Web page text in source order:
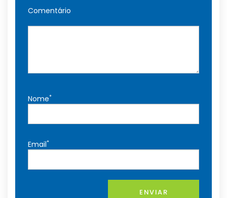
Comentário
Nome*
Email*
ENVIAR